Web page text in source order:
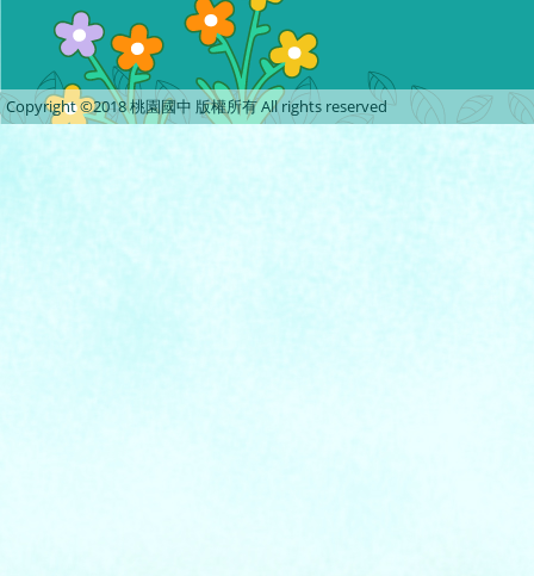
Copyright ©2018 桃園國中 版權所有 All rights reserved